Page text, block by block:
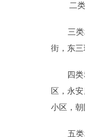
二类地
三类地
街，东三
四类地
区，永
小区，
五类地